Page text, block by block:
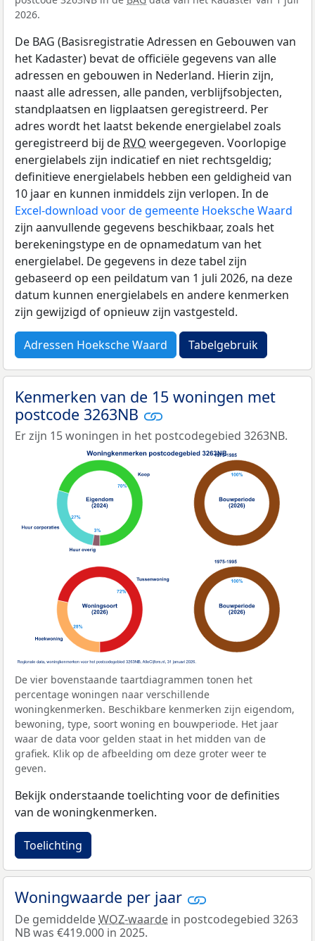
2026.
De BAG (Basisregistratie Adressen en Gebouwen van
het Kadaster) bevat de officiële gegevens van alle
adressen en gebouwen in Nederland. Hierin zijn,
naast alle adressen, alle panden, verblijfsobjecten,
standplaatsen en ligplaatsen geregistreerd. Per
adres wordt het laatst bekende energielabel zoals
geregistreerd bij de RVO weergegeven. Voorlopige
energielabels zijn indicatief en niet rechtsgeldig;
definitieve energielabels hebben een geldigheid van
10 jaar en kunnen inmiddels zijn verlopen. In de
Excel-download voor de gemeente Hoeksche Waard
zijn aanvullende gegevens beschikbaar, zoals het
berekeningstype en de opnamedatum van het
energielabel. De gegevens in deze tabel zijn
gebaseerd op een peildatum van 1 juli 2026, na deze
datum kunnen energielabels en andere kenmerken
zijn gewijzigd of opnieuw zijn vastgesteld.
Adressen Hoeksche Waard Tabelgebruik
Kenmerken van de 15 woningen met
postcode 3263NB
Er zijn 15 woningen in het postcodegebied 3263NB.
De vier bovenstaande taartdiagrammen tonen het
percentage woningen naar verschillende
woningkenmerken. Beschikbare kenmerken zijn eigendom,
bewoning, type, soort woning en bouwperiode. Het jaar
waar de data voor gelden staat in het midden van de
grafiek. Klik op de afbeelding om deze groter weer te
geven.
Bekijk onderstaande toelichting voor de definities
van de woningkenmerken.
Toelichting
Woningwaarde per jaar
De gemiddeldeWOZ-waarde in postcodegebied 3263
NB was €419.000 in 2025.